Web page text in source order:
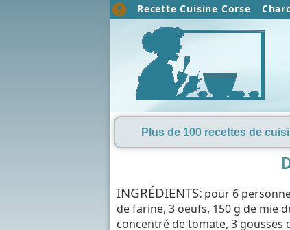
Recette Cuisine Corse
Plus de 100 recettes de
INGRÉDIENTS: pour 6
de farine, 3 oeufs, 150 g de mie
concentré de tomate, 3 gousses